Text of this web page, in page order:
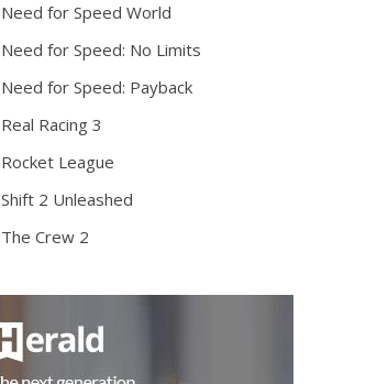
Need for Speed World
Need for Speed: No Limits
Need for Speed: Payback
Real Racing 3
Rocket League
Shift 2 Unleashed
The Crew 2